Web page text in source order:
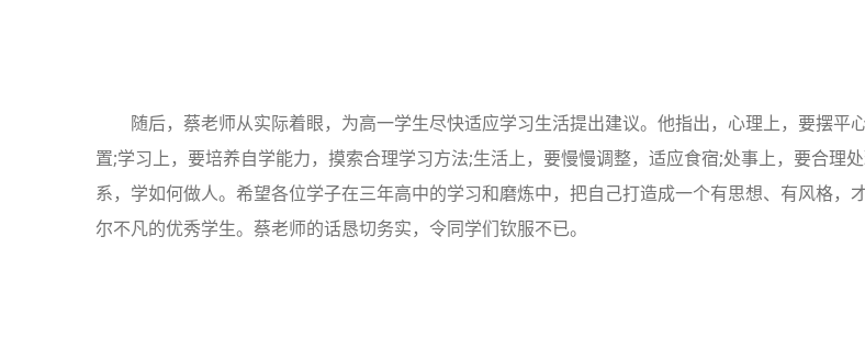
随后，蔡老师从实际着眼，为高一学生尽快适应学习生活提出建议。他指出，心理上，要摆平
置;学习上，要培养自学能力，摸索合理学习方法;生活上，要慢慢调整，适应食宿;处事上，要合理
系，学如何做人。希望各位学子在三年高中的学习和磨炼中，把自己打造成一个有思想、有风格，
尔不凡的优秀学生。蔡老师的话恳切务实，令同学们钦服不已。